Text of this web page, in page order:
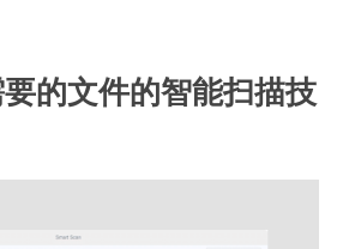
的文件的智能扫描技